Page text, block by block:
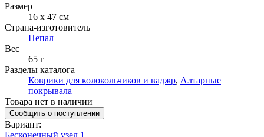
Размер
16 х 47 см
Страна-изготовитель
Непал
Вес
65 г
Разделы каталога
Коврики для колокольчиков и ваджр, Алтарные
покрывала
Товара нет в наличии
Сообщить о поступлении
Вариант:
Бесконечный узел 1